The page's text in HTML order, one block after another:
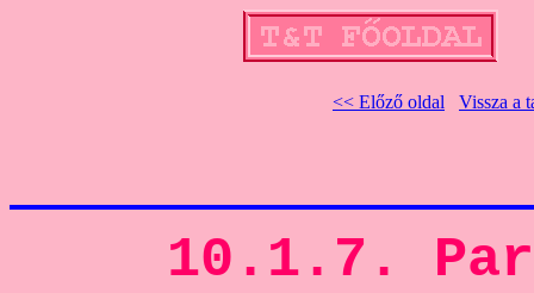
<< Előző oldal Vissza a
10.1.7.